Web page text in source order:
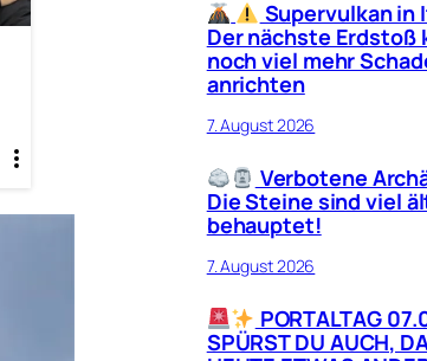
Supervulkan in
Der nächste Erdstoß
noch viel mehr
anrichten
7. August 2026
Verbotene
Die Steine sind viel
behauptet!
7. August 2026
PORTALTAG
SPÜRST DU AUCH,